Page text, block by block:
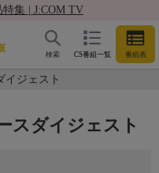
集 | J:COM TV
CS番組一覧 番組表
検索
イジェスト
スダイジェスト